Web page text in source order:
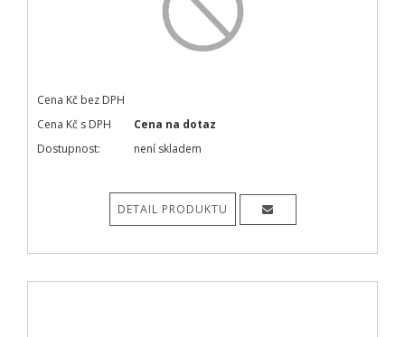
Cena Kč bez DPH
Cena Kč s DPH
Cena na dotaz
Dostupnost:
není skladem
DETAIL PRODUKTU